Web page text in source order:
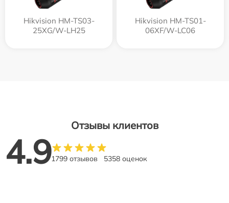
Hikvision HM-TS03-
25XG/W-LH25
Hikvision HM-TS01-
06XF/W-LC06
Отзывы клиентов
4.91799 отзывов 5358 оценок